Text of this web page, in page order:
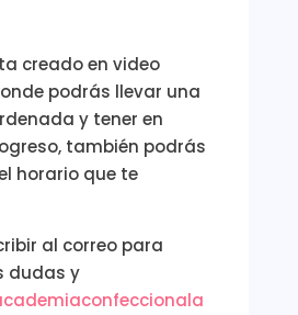
creado en video
podrás llevar una
y tener en
también podrás
horario que te
al correo para
dudas y